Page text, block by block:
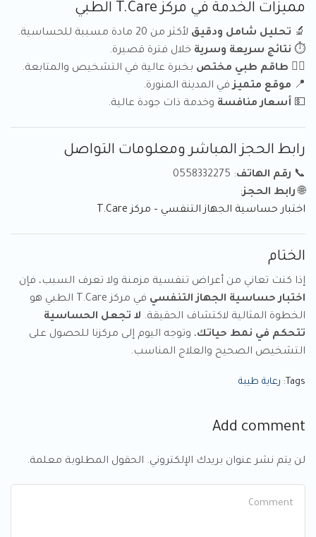
مميزات الخدمة في مركز T.Care الطبي
🔬 تحليل شامل ودقيق لأكثر من 20 مادة مسببة للحساسية.
⏱️ نتائج سريعة وسرية خلال فترة قصيرة.
👩‍⚕️ طاقم طبي مختص بخبرة عالية في التشخيص والمتابعة.
📍 موقع متميزفي المدينة المنورة.
💵 أسعار منافسة وخدمة ذات جودة عالية.
رابط الحجز المباشر ومعلومات التواصل
📞 رقم الهاتف: 0558332275
🌐رابط الحجز:
اختبار حساسية الجهاز التنفسي – مركز T.Care
الختام
إذا كنت تعاني من أعراض تنفسية مزمنة ولا تعرف السبب، فإن
اختبار حساسية الجهاز التنفسي
في مركز T.Care الطبي هو
الخطوة المثالية لاكتشاف الحقيقة. لا تجعل الحساسية
تتحكم في نمط حياتك، وتوجه اليوم إلى مركزنا للحصول على
التشخيص الصحيح والعلاج المناسب.
Tags: رعاية طيبة
Add comment
لن يتم نشر عنوان بريدك الإلكتروني. الحقول المطلوبة معلمة.